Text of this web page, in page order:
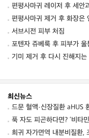
편평사마귀 레이저 후 세안
편평사마귀 제거 후 화장은
서브시전 피부 처짐
포텐자 쥬베룩 후 피부가
기미 제거 후 다시 진해지는
최신뉴스
푹 자도 피곤하다면? ‘비타